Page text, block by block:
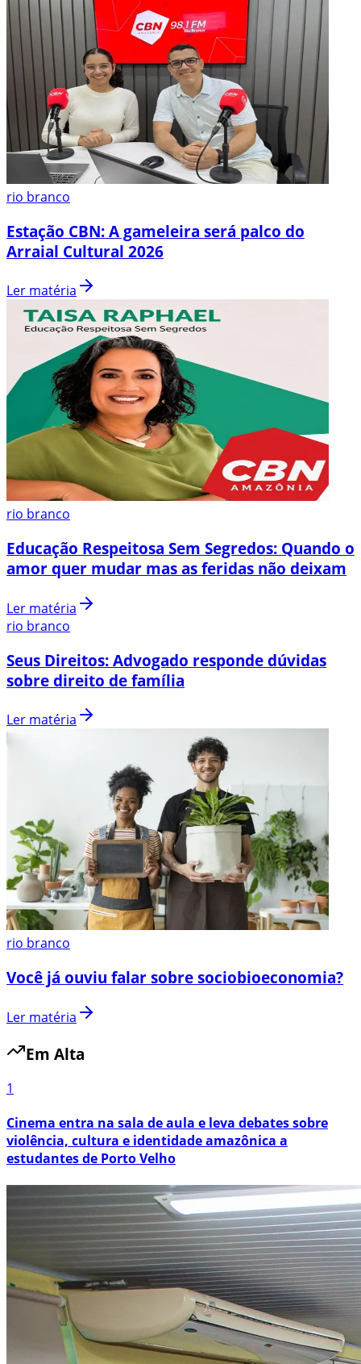
rio branco
Estação CBN: A gameleira será palco do
Arraial Cultural 2026
Ler matéria
rio branco
Educação Respeitosa Sem Segredos: Quando o
amor quer mudar mas as feridas não deixam
Ler matéria
rio branco
Seus Direitos: Advogado responde dúvidas
sobre direito de família
Ler matéria
rio branco
Você já ouviu falar sobre sociobioeconomia?
Ler matéria
Em Alta
1
Cinema entra na sala de aula e leva debates sobre
violência, cultura e identidade amazônica a
estudantes de Porto Velho